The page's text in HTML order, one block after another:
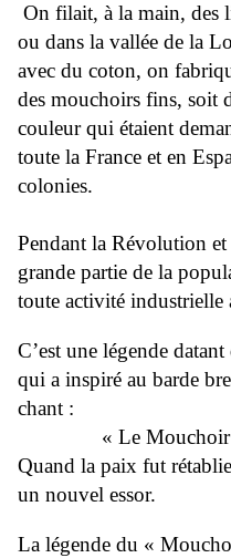
On filait, à la main, des
ou dans la vallée de la
avec du coton, on
des mouchoirs fins, soit
couleur qui étaient
toute la France et en
colonies.
Pendant la Révolution et
grande partie de la
toute activité industrielle
C’est une légende
qui a inspiré au barde
chant :
« Le
Quand la paix fut
un nouvel essor.
La légende du «